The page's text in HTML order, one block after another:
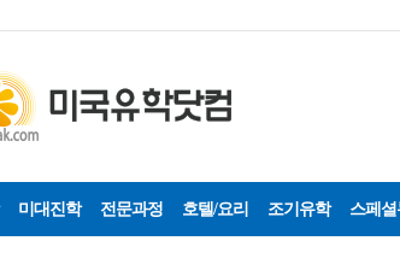
미대진학 전문과정 호텔/요리 조기유학 스페